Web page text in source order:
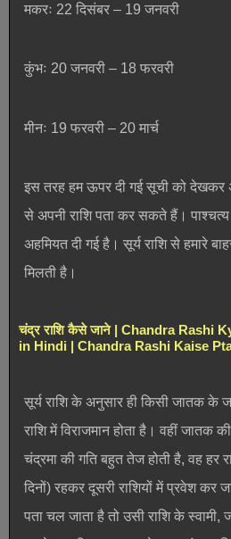
मकरः 22 दिसंबर – 19 जनवरी
कुंभः 20 जनवरी – 18 फरवरी
मीनः 19 फरवरी – 20 मार्च
इस तरह हम ऊपर दी गई सूची को देखकर
से अपनी राशि पता कर सकते हैं। पाश्चत्य
अहमियत दी गई है। सूर्य राशि से हमारे
मिलती है।
चंद्र राशि कैसे जाने | Chandra Rashi
in Hindi | Chandra Rashi Kaise
सूर्य राशि के अनुसार ही किसी जातक के
राशि में विराजमान होता है। वहीं जातक
चंद्रमा की गति बहुत तेज होती है, वह हर
दिनों) रहकर दूसरी राशियों में प्रवेश कर
पता चल जाता है तो उसी राशि के